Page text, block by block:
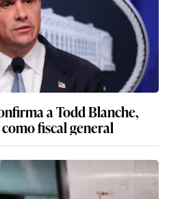
a Todd Blanche,
fiscal general